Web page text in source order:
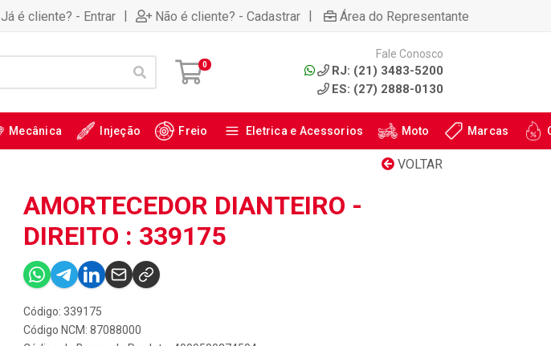
Já é cliente? - Entrar | Não é cliente? - Cadastrar | Área do Representante
0
Fale Conosco
RJ: (21) 3483-5200
ES: (27) 2888-0130
Mecânica Injeção Freio Eletrica e Acessorios Moto Marcas
VOLTAR
AMORTECEDOR DIANTEIRO -
DIREITO : 339175
Código: 339175
Código NCM: 87088000